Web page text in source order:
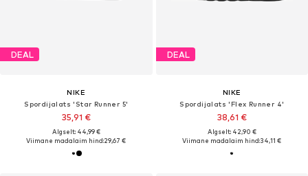
DEAL
NIKE
Spordijalats 'Star Runner 5'
35,91 €
Algselt: 44,99 €
Viimane madalaim hind:29,67 €
DEAL
NIKE
Spordijalats 'Flex Runner 4'
38,61 €
Algselt: 42,90 €
Viimane madalaim hind:34,11 €